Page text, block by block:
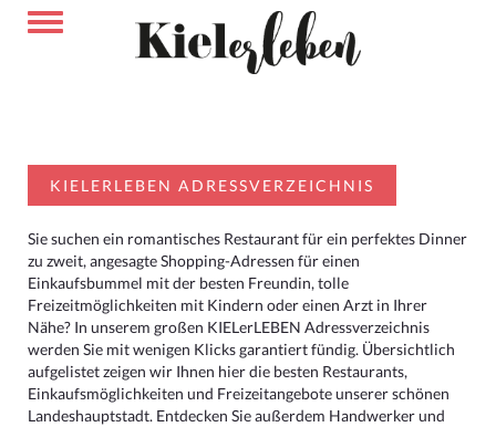
KIELERLEBEN ADRESSVERZEICHNIS
Sie suchen ein romantisches Restaurant für ein perfektes Dinner
zu zweit, angesagte Shopping-Adressen für einen
Einkaufsbummel mit der besten Freundin, tolle
Freizeitmöglichkeiten mit Kindern oder einen Arzt in Ihrer
Nähe? In unserem großen KIELerLEBEN Adressverzeichnis
werden Sie mit wenigen Klicks garantiert fündig. Übersichtlich
aufgelistet zeigen wir Ihnen hier die besten Restaurants,
Einkaufsmöglichkeiten und Freizeitangebote unserer schönen
Landeshauptstadt. Entdecken Sie außerdem Handwerker und